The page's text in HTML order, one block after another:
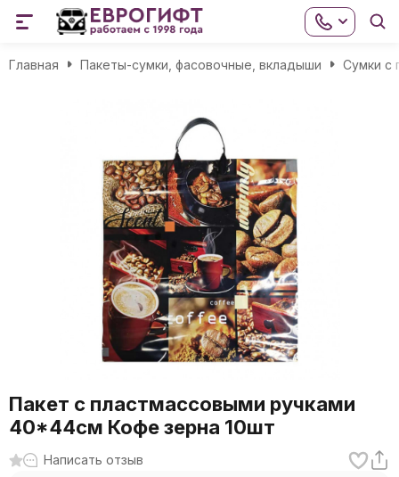
Главная Пакеты-сумки, фасовочные, вкладыши Сумки с
Пакет с пластмассовыми ручками
40*44см Кофе зерна 10шт
Написать отзыв